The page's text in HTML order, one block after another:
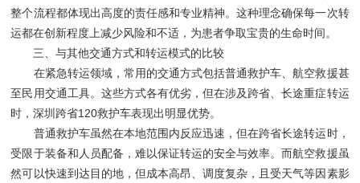
整个流程都体现出高度的责任感和专业精神。这种理念确保每一次转
运都在创新程度上减少风险和不适，为患者争取宝贵的生命时间。
三、与其他交通方式和转运模式的比较
在紧急转运领域，常用的交通方式包括普通救护车、航空救援甚
至民用交通工具。这些方式各有优劣，但在涉及跨省、长途重症转运
时，深圳跨省120救护车表现出明显优势。
普通救护车虽然在本地范围内反应迅速，但在跨省长途转运时，
受限于装备和人员配备，难以保证转运的安全与效率。而航空救援虽
然可以快速到达目的地，但成本高昂、调度复杂，且受天气等因素影